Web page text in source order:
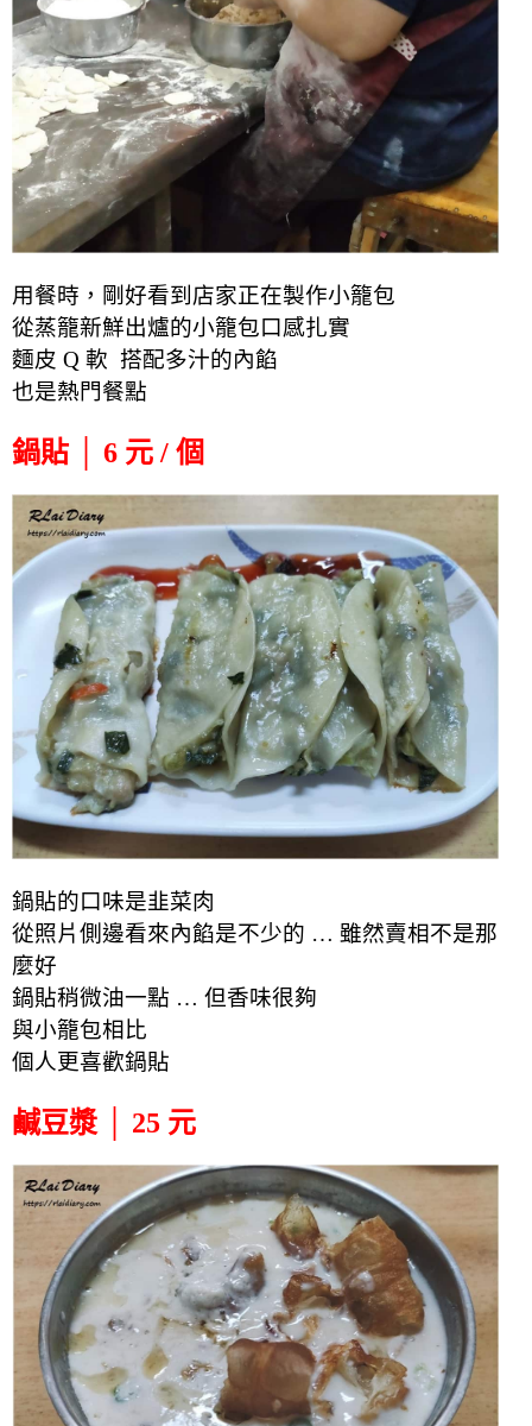
用餐時，剛好看到店家正在製作小籠包
從蒸籠新鮮出爐的小籠包口感扎實
麵皮 Q 軟 搭配多汁的內餡
也是熱門餐點
鍋貼 │ 6 元 / 個
鍋貼的口味是韭菜肉
從照片側邊看來內餡是不少的 … 雖然賣相不是那
麼好
鍋貼稍微油一點 … 但香味很夠
與小籠包相比
個人更喜歡鍋貼
鹹豆漿 │ 25 元